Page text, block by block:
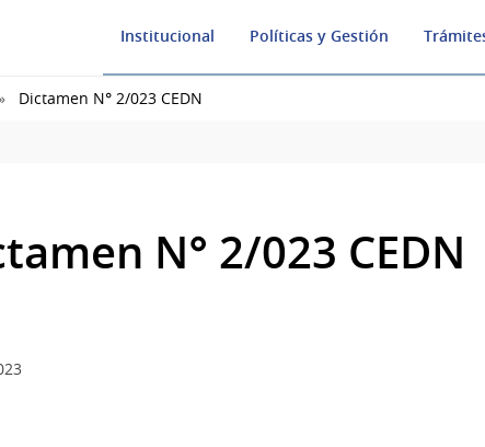
Institucional Políticas y Gestión
Dictamen N° 2/023 CEDN
N° 2/023 CEDN